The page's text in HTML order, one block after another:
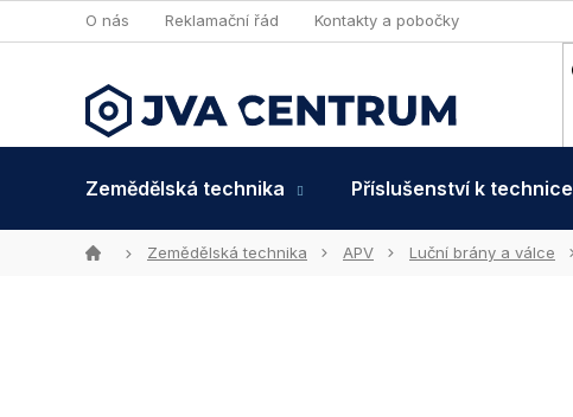
na
O nás Reklamační řád Kontakty a pobočky
Zemědělská technika
Příslušenství k technice
DomůZemědělská technika APV Luční brány a válce